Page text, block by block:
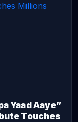
Yaad Aaye”
Touches